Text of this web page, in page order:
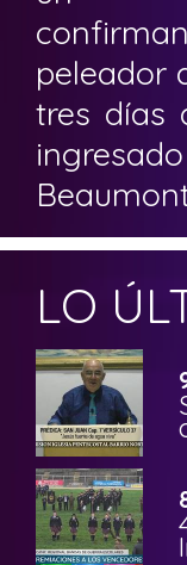
peleador
tres días
LO